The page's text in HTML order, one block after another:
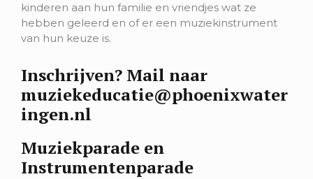
kinderen aan hun familie en vriendjes wat ze
hebben geleerd en of er een muziekinstrument
van hun keuze is.
Inschrijven? Mail naar
muziekeducatie@phoenixwater
ingen.nl
Muziekparade en
Instrumentenparade